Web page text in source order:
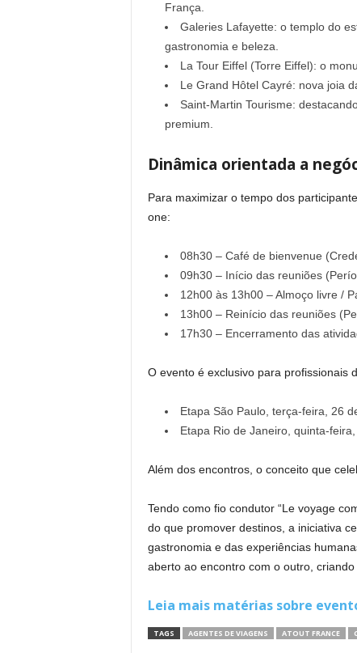
França.
Galeries Lafayette: o templo do
gastronomia e beleza.
La Tour Eiffel (Torre Eiffel): o
Le Grand Hôtel Cayré: nova joia
Saint-Martin Tourisme:
premium.
Dinâmica orientada a
Para maximizar o tempo dos
one:
08h30 – Café de bienvenue
09h30 – Início das reuniões
12h00 às 13h00 – Almoço livre /
13h00 – Reinício das reuniões
17h30 – Encerramento das
O evento é exclusivo para profissionais
Etapa São Paulo, terça-feira, 26
Etapa Rio de Janeiro, quinta-
Além dos encontros, o conceito que
Tendo como fio condutor “Le voyage
do que promover destinos, a iniciativa
gastronomia e das experiências
aberto ao encontro com o outro,
Leia mais matérias sobre
TAGS AGENTES DE VIAGENS ATOUT FRANCE